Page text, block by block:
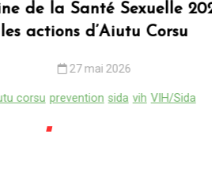
Santé Sexuelle 2026 :
d’Aiutu Corsu
27 mai 2026
sida vih VIH/Sida